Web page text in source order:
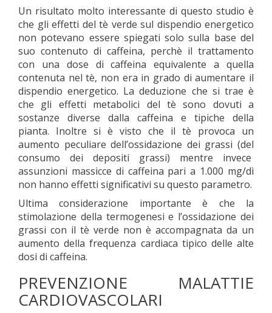
Un risultato molto interessante di questo studio è
che gli effetti del tè verde sul dispendio energetico
non potevano essere spiegati solo sulla base del
suo contenuto di caffeina, perchè il trattamento
con una dose di caffeina equivalente a quella
contenuta nel tè, non era in grado di aumentare il
dispendio energetico. La deduzione che si trae è
che gli effetti metabolici del tè sono dovuti a
sostanze diverse dalla caffeina e tipiche della
pianta. Inoltre si è visto che il tè provoca un
aumento peculiare dell’ossidazione dei grassi (del
consumo dei depositi grassi) mentre invece
assunzioni massicce di caffeina pari a 1.000 mg/dì
non hanno effetti significativi su questo parametro.
Ultima considerazione importante è che la
stimolazione della termogenesi e l’ossidazione dei
grassi con il tè verde non è accompagnata da un
aumento della frequenza cardiaca tipico delle alte
dosi di caffeina.
PREVENZIONE MALATTIE
CARDIOVASCOLARI